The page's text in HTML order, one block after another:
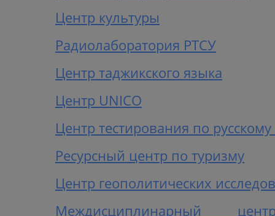
Центр культуры
Радиолаборатория РТСУ
Центр таджикского языка
Центр UNICO
Центр тестирования по
Ресурсный центр по туризму
Центр геополитических
Междисциплинарный